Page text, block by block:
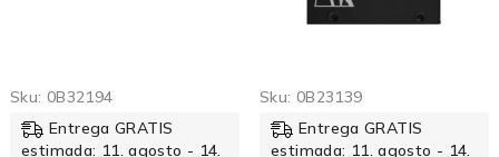
Sku: 0B32194
Entrega GRATIS
estimada: 11. agosto - 14.
Sku: 0B23139
Entrega GRATIS
estimada: 11. agosto - 14.